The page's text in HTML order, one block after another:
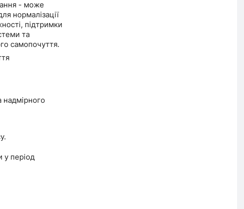
- може
нормалізації
підтримки
та
самопочуття.
надмірного
у період